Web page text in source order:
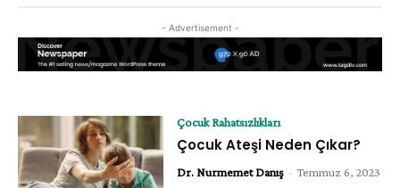
- Advertisement -
Çocuk Rahatsızlıkları
Çocuk Ateşi Neden Çıkar?
Dr. Nurmemet Danış - Temmuz 6, 2023